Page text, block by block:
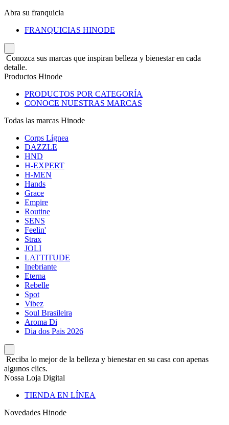
Abra su franquicia
FRANQUICIAS HINODE
Conozca sus marcas que inspiran belleza y bienestar en cada
detalle.
Productos Hinode
PRODUCTOS POR CATEGORÍA
CONOCE NUESTRAS MARCAS
Todas las marcas Hinode
Corps Lígnea
DAZZLE
HND
H-EXPERT
H-MEN
Hands
Grace
Empire
Routine
SENS
Feelin'
Strax
JOLI
LATTITUDE
Inebriante
Eterna
Rebelle
Spot
Vibez
Soul Brasileira
Aroma Di
Dia dos Pais 2026
Reciba lo mejor de la belleza y bienestar en su casa con apenas
algunos clics.
Nossa Loja Digital
TIENDA EN LÍNEA
Novedades Hinode